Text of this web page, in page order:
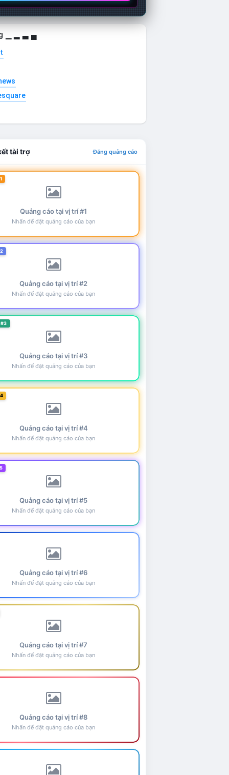
▁ ▂ ▃ ▄
tài trợ Đăng quảng cáo
Quảng cáo tại vị trí #1
Nhấn để đặt quảng cáo của bạn
Quảng cáo tại vị trí #2
Nhấn để đặt quảng cáo của bạn
Quảng cáo tại vị trí #3
Nhấn để đặt quảng cáo của bạn
Quảng cáo tại vị trí #4
Nhấn để đặt quảng cáo của bạn
Quảng cáo tại vị trí #5
Nhấn để đặt quảng cáo của bạn
Quảng cáo tại vị trí #6
Nhấn để đặt quảng cáo của bạn
Quảng cáo tại vị trí #7
Nhấn để đặt quảng cáo của bạn
Quảng cáo tại vị trí #8
Nhấn để đặt quảng cáo của bạn